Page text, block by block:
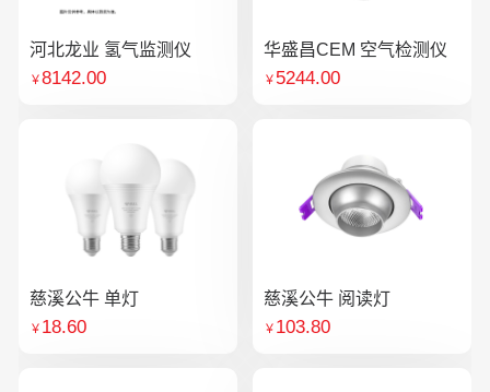
河北龙业 氢气监测仪
￥8142.00
华盛昌CEM 空气检测仪
￥ 5244.00
慈溪公牛 单灯
￥ 18.60
慈溪公牛 阅读灯
￥ 103.80